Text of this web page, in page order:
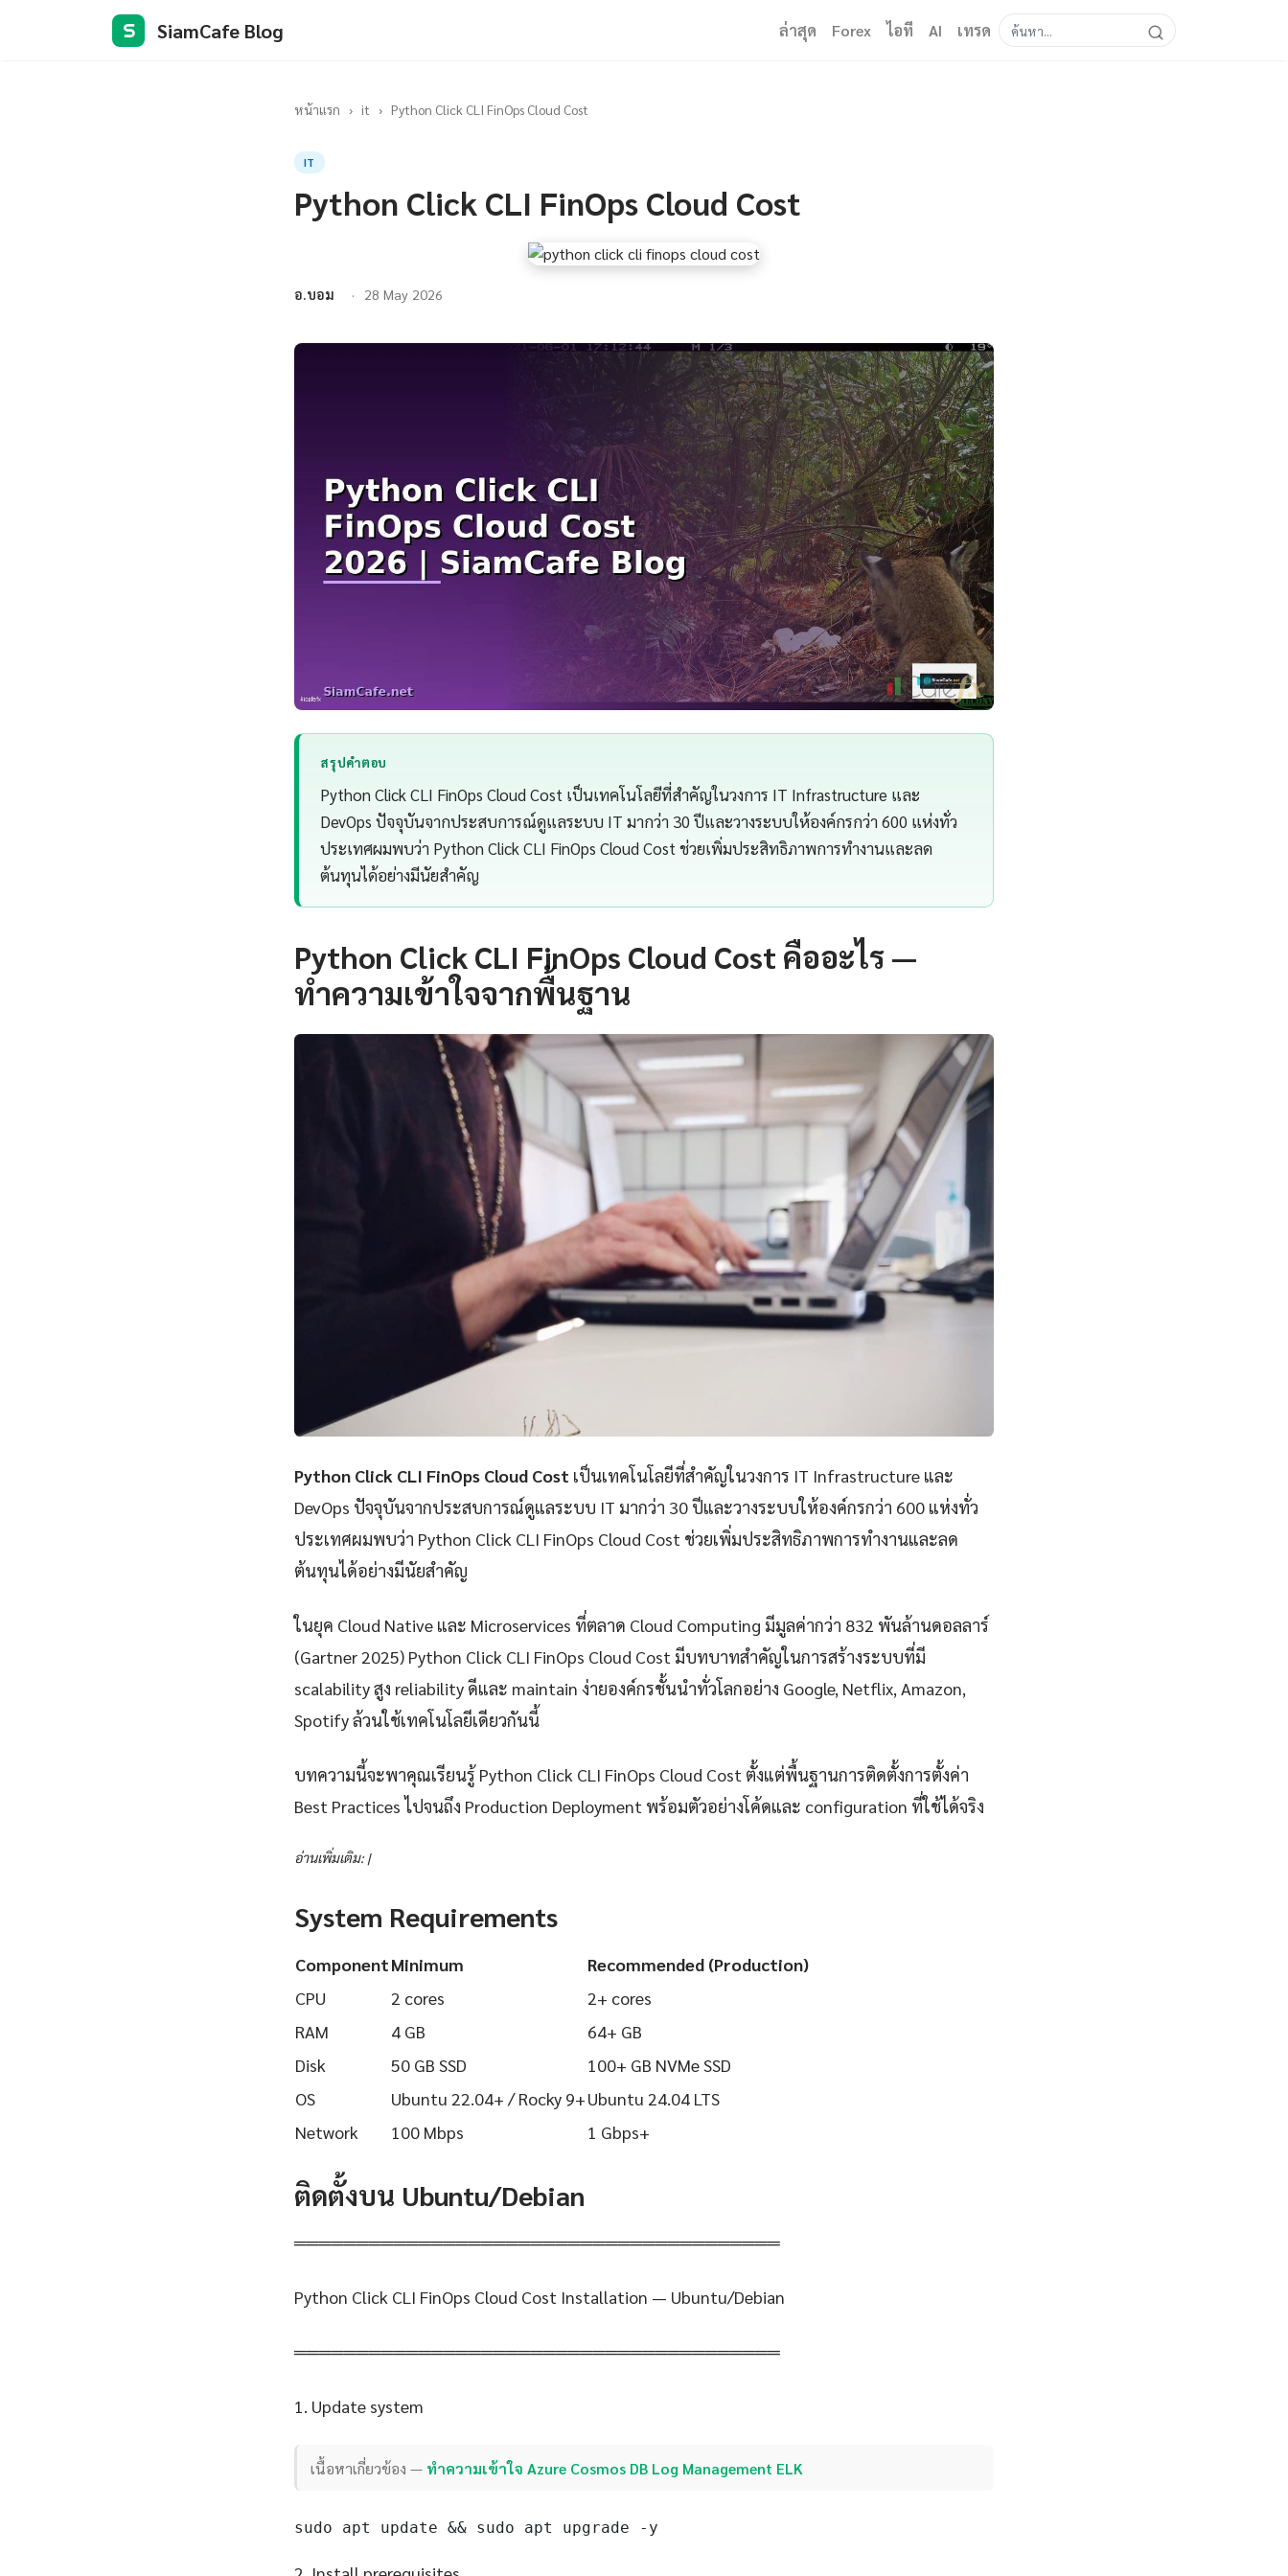
S SiamCafe Blog ล่าสุด Forex ไอที AI เทรด
หน้าแรก › it › Python Click CLI FinOps Cloud Cost
IT
Python Click CLI FinOps Cloud Cost
อ.บอม 28 May 2026
สรุปคำตอบ
Python Click CLI FinOps Cloud Cost เป็นเทคโนโลยีที่สำคัญในวงการ IT Infrastructure และ
DevOps ปัจจุบันจากประสบการณ์ดูแลระบบ IT มากว่า 30 ปีและวางระบบให้องค์กรกว่า 600 แห่งทั่ว
ประเทศผมพบว่า Python Click CLI FinOps Cloud Cost ช่วยเพิ่มประสิทธิภาพการทำงานและลด
ต้นทุนได้อย่างมีนัยสำคัญ
Python Click CLI FinOps Cloud Cost คืออะไร —
ทำความเข้าใจจากพื้นฐาน
Python Click CLI FinOps Cloud Cost เป็นเทคโนโลยีที่สำคัญในวงการ IT Infrastructure และ
DevOps ปัจจุบันจากประสบการณ์ดูแลระบบ IT มากว่า 30 ปีและวางระบบให้องค์กรกว่า 600 แห่งทั่ว
ประเทศผมพบว่า Python Click CLI FinOps Cloud Cost ช่วยเพิ่มประสิทธิภาพการทำงานและลด
ต้นทุนได้อย่างมีนัยสำคัญ
ในยุค Cloud Native และ Microservices ที่ตลาด Cloud Computing มีมูลค่ากว่า 832 พันล้านดอลลาร์
(Gartner 2025) Python Click CLI FinOps Cloud Cost มีบทบาทสำคัญในการสร้างระบบที่มี
scalability สูง reliability ดีและ maintain ง่ายองค์กรชั้นนำทั่วโลกอย่าง Google, Netflix, Amazon,
Spotify ล้วนใช้เทคโนโลยีเดียวกันนี้
บทความนี้จะพาคุณเรียนรู้ Python Click CLI FinOps Cloud Cost ตั้งแต่พื้นฐานการติดตั้งการตั้งค่า
Best Practices ไปจนถึง Production Deployment พร้อมตัวอย่างโค้ดและ configuration ที่ใช้ได้จริง
อ่านเพิ่มเติม: |
System Requirements
ComponentMinimum
Recommended (Production)
CPU
2 cores
2+ cores
RAM
4 GB
64+ GB
Disk
50 GB SSD
100+ GB NVMe SSD
OS
Ubuntu 22.04+ / Rocky 9+Ubuntu 24.04 LTS
Network
100 Mbps 1 Gbps+
ติดตั้งบน Ubuntu/Debian
═══════════════════════════════════════
Python Click CLI FinOps Cloud Cost Installation — Ubuntu/Debian
═══════════════════════════════════════
1. Update system
เนื้อหาเกี่ยวข้อง — ทำความเข้าใจ Azure Cosmos DB Log Management ELK
sudo apt update && sudo apt upgrade -y